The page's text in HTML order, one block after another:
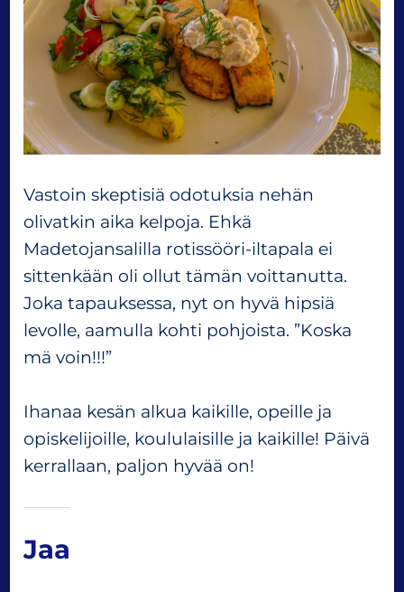
Vastoin skeptisiä odotuksia nehän
olivatkin aika kelpoja. Ehkä
Madetojansalilla rotissööri-iltapala ei
sittenkään oli ollut tämän voittanutta.
Joka tapauksessa, nyt on hyvä hipsiä
levolle, aamulla kohti pohjoista. ”Koska
mä voin!!!”
Ihanaa kesän alkua kaikille, opeille ja
opiskelijoille, koululaisille ja kaikille! Päivä
kerrallaan, paljon hyvää on!
Jaa